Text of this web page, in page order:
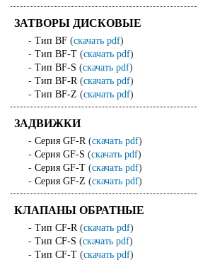
ЗАТВОРЫ ДИСКОВЫЕ
- Тип BF (скачать pdf)
- Тип BF-T (скачать pdf)
- Тип BF-S (скачать pdf)
- Тип BF-R(скачать pdf)
- Тип BF-Z (скачать pdf)
ЗАДВИЖКИ
- Серия GF-R(скачать pdf)
- Серия GF-S (скачать pdf)
- Серия GF-T (скачать pdf)
- Серия GF-Z (скачать pdf)
КЛАПАНЫ ОБРАТНЫЕ
- Тип CF-R(скачать pdf)
- Тип CF-S (скачать pdf)
- Тип CF-T (скачать pdf)